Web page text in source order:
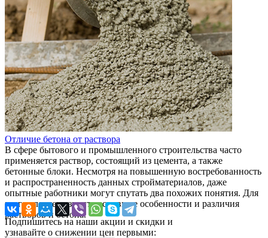
Отличие бетона от раствора
В сфере бытового и промышленного строительства часто
применяется раствор, состоящий из цемента, а также
бетонные блоки. Несмотря на повышенную востребованность
и распространенность данных стройматериалов, даже
опытные работники могут спутать два похожих понятия. Для
этого следует изучить основные особенности и различия
растворов и бетона.
Подпишитесь на наши акции и скидки и
узнавайте о снижении цен первыми: